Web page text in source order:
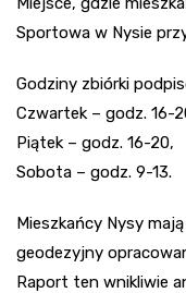
Sportowa w Nysie
Godziny zbiórki
Czwartek – godz. 16-
Piątek – godz. 16-20,
Sobota – godz. 9-13.
Mieszkańcy Nysy
geodezyjny
Raport ten wnikliwie